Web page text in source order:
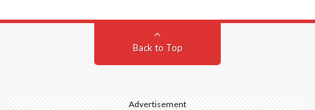
Back to Top
Advertisement